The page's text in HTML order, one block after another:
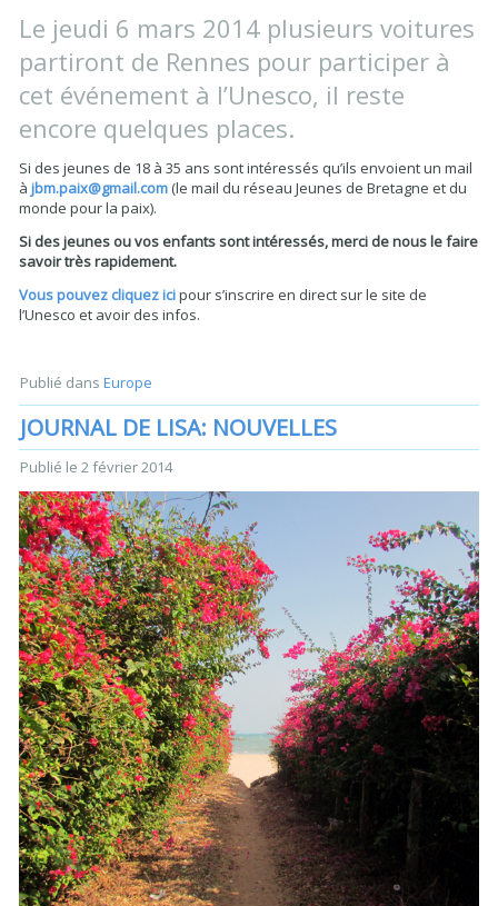
Le jeudi 6 mars 2014 plusieurs voitures
partiront de Rennes pour participer à
cet événement à l’Unesco, il reste
encore quelques places.
Si des jeunes de 18 à 35 ans sont intéressés qu’ils envoient un mail
àjbm.paix@gmail.com (le mail du réseau Jeunes de Bretagne et du
monde pour la paix).
Si des jeunes ou vos enfants sont intéressés, merci de nous le faire
savoir très rapidement.
Vous pouvez cliquez icipour s’inscrire en direct sur le site de
l’Unesco et avoir des infos.
Publié dans Europe
JOURNAL DE LISA: NOUVELLES
Publié le 2 février 2014